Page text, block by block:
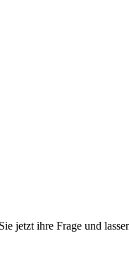
jetzt ihre Frage und